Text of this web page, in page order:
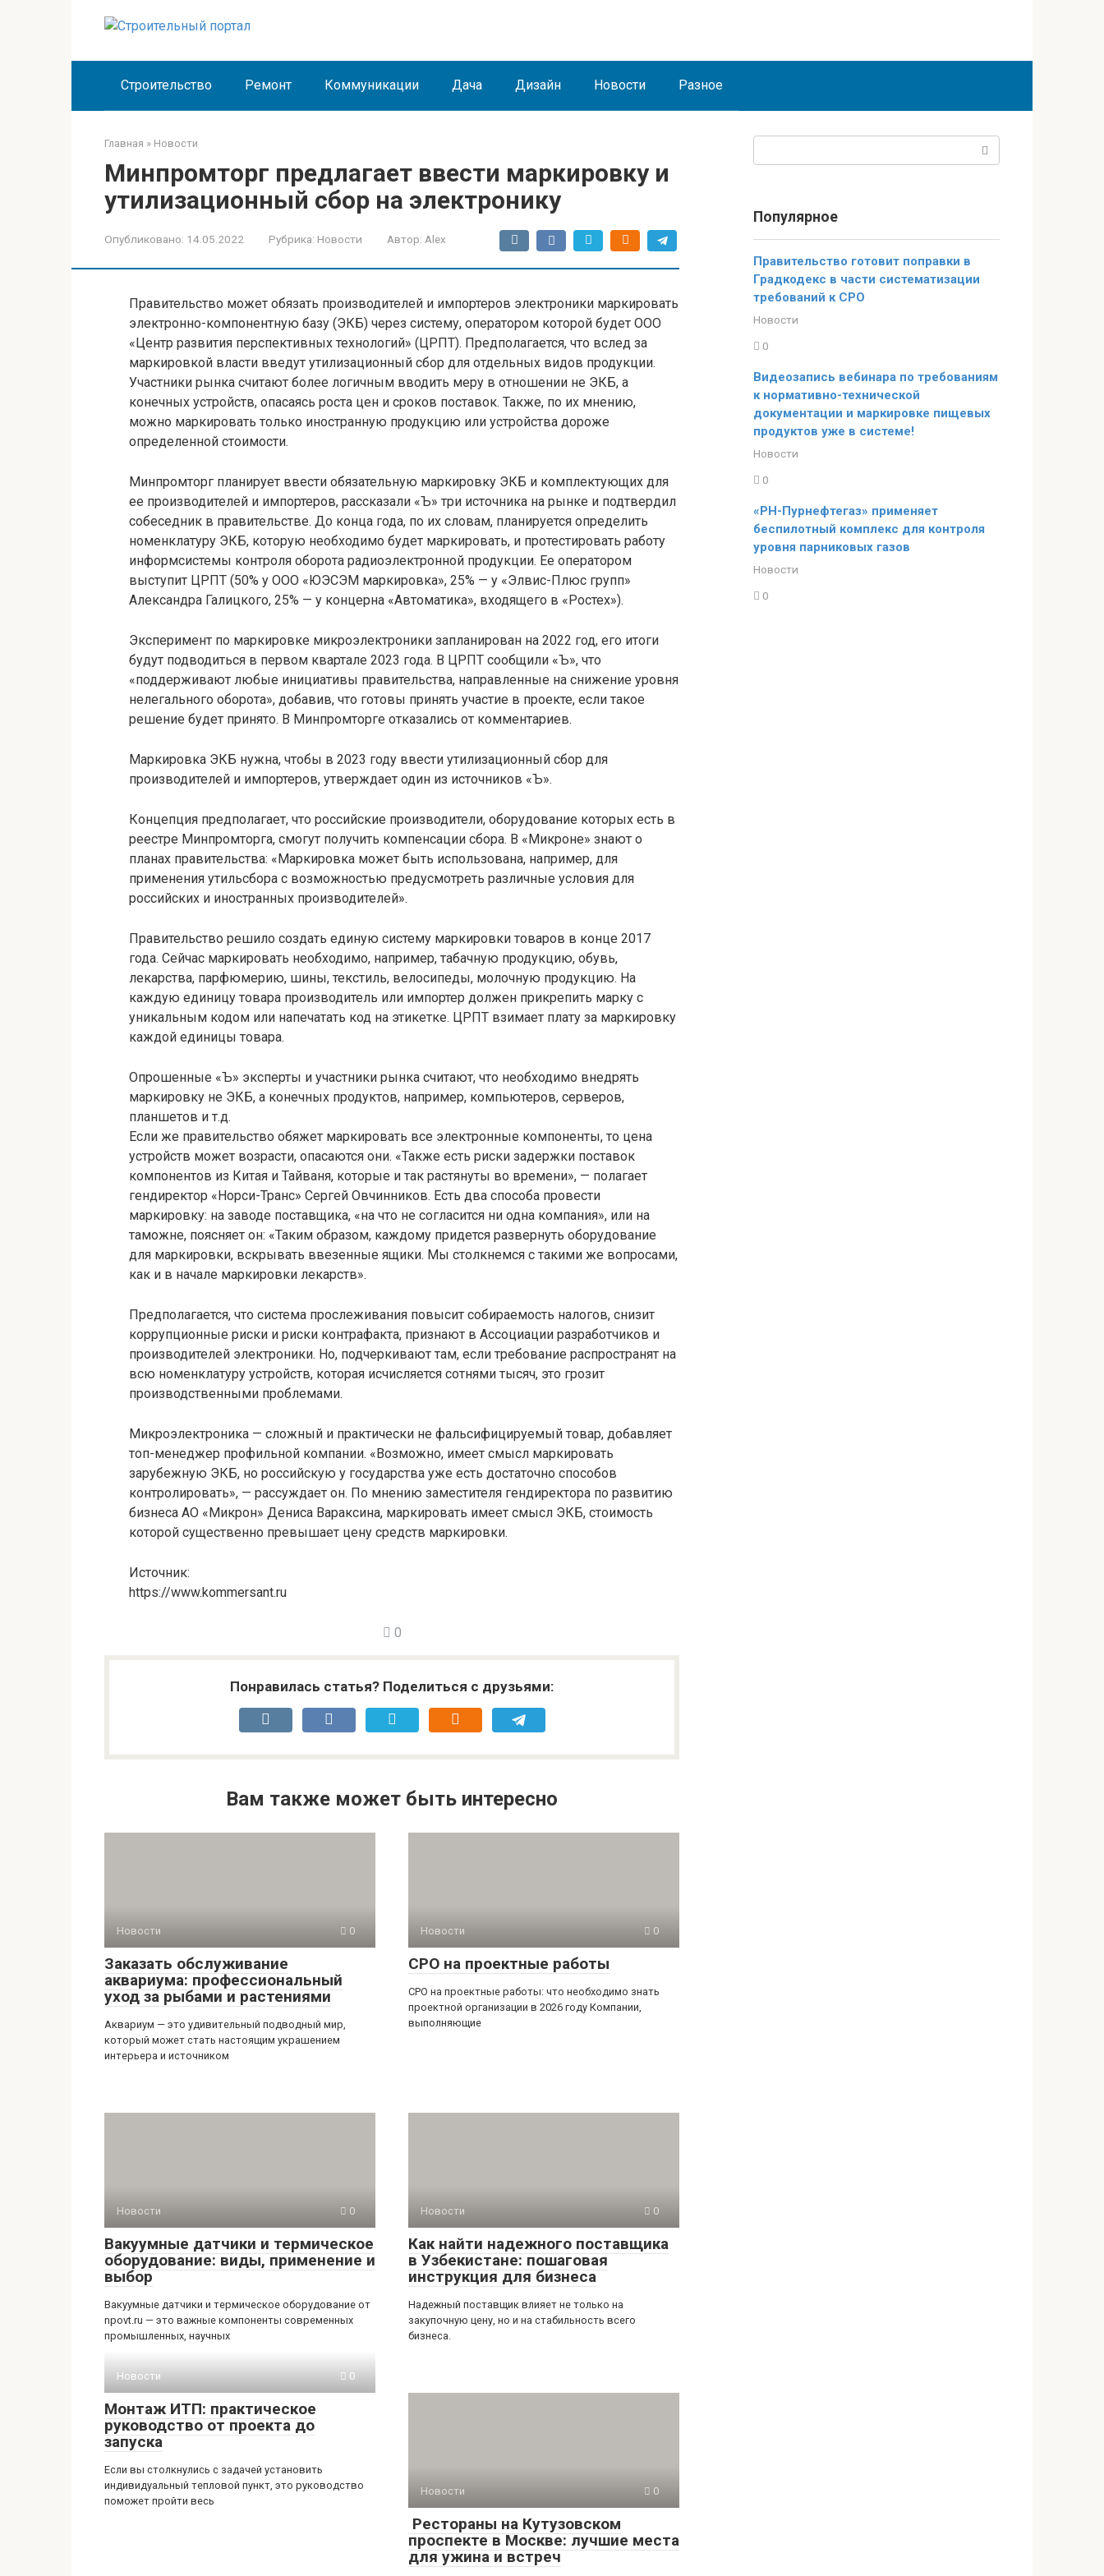
Строительство Ремонт Коммуникации Дача Дизайн Новости Разное
Главная » Новости
Минпромторг предлагает ввести маркировку и
утилизационный сбор на электронику
Опубликовано: 14.05.2022 Рубрика: Новости Автор: Alex
Правительство может обязать производителей и импортеров электроники маркировать
электронно-компонентную базу (ЭКБ) через систему, оператором которой будет ООО
«Центр развития перспективных технологий» (ЦРПТ). Предполагается, что вслед за
маркировкой власти введут утилизационный сбор для отдельных видов продукции.
Участники рынка считают более логичным вводить меру в отношении не ЭКБ, а
конечных устройств, опасаясь роста цен и сроков поставок. Также, по их мнению,
можно маркировать только иностранную продукцию или устройства дороже
определенной стоимости.
Минпромторг планирует ввести обязательную маркировку ЭКБ и комплектующих для
ее производителей и импортеров, рассказали «Ъ» три источника на рынке и подтвердил
собеседник в правительстве. До конца года, по их словам, планируется определить
номенклатуру ЭКБ, которую необходимо будет маркировать, и протестировать работу
информсистемы контроля оборота радиоэлектронной продукции. Ее оператором
выступит ЦРПТ (50% у ООО «ЮЭСЭМ маркировка», 25% — у «Элвис-Плюс групп»
Александра Галицкого, 25% — у концерна «Автоматика», входящего в «Ростех»).
Эксперимент по маркировке микроэлектроники запланирован на 2022 год, его итоги
будут подводиться в первом квартале 2023 года. В ЦРПТ сообщили «Ъ», что
«поддерживают любые инициативы правительства, направленные на снижение уровня
нелегального оборота», добавив, что готовы принять участие в проекте, если такое
решение будет принято. В Минпромторге отказались от комментариев.
Маркировка ЭКБ нужна, чтобы в 2023 году ввести утилизационный сбор для
производителей и импортеров, утверждает один из источников «Ъ».
Концепция предполагает, что российские производители, оборудование которых есть в
реестре Минпромторга, смогут получить компенсации сбора. В «Микроне» знают о
планах правительства: «Маркировка может быть использована, например, для
применения утильсбора с возможностью предусмотреть различные условия для
российских и иностранных производителей».
Правительство решило создать единую систему маркировки товаров в конце 2017
года. Сейчас маркировать необходимо, например, табачную продукцию, обувь,
лекарства, парфюмерию, шины, текстиль, велосипеды, молочную продукцию. На
каждую единицу товара производитель или импортер должен прикрепить марку с
уникальным кодом или напечатать код на этикетке. ЦРПТ взимает плату за маркировку
каждой единицы товара.
Опрошенные «Ъ» эксперты и участники рынка считают, что необходимо внедрять
маркировку не ЭКБ, а конечных продуктов, например, компьютеров, серверов,
планшетов и т.д.
Если же правительство обяжет маркировать все электронные компоненты, то цена
устройств может возрасти, опасаются они. «Также есть риски задержки поставок
компонентов из Китая и Тайваня, которые и так растянуты во времени», — полагает
гендиректор «Норси-Транс» Сергей Овчинников. Есть два способа провести
маркировку: на заводе поставщика, «на что не согласится ни одна компания», или на
таможне, поясняет он: «Таким образом, каждому придется развернуть оборудование
для маркировки, вскрывать ввезенные ящики. Мы столкнемся с такими же вопросами,
как и в начале маркировки лекарств».
Предполагается, что система прослеживания повысит собираемость налогов, снизит
коррупционные риски и риски контрафакта, признают в Ассоциации разработчиков и
производителей электроники. Но, подчеркивают там, если требование распространят на
всю номенклатуру устройств, которая исчисляется сотнями тысяч, это грозит
производственными проблемами.
Микроэлектроника — сложный и практически не фальсифицируемый товар, добавляет
топ-менеджер профильной компании. «Возможно, имеет смысл маркировать
зарубежную ЭКБ, но российскую у государства уже есть достаточно способов
контролировать», — рассуждает он. По мнению заместителя гендиректора по развитию
бизнеса АО «Микрон» Дениса Вараксина, маркировать имеет смысл ЭКБ, стоимость
которой существенно превышает цену средств маркировки.
Источник:
https://www.kommersant.ru
0
Понравилась статья? Поделиться с друзьями:
Вам также может быть интересно
Новости 0
Заказать обслуживание
аквариума: профессиональный
уход за рыбами и растениями
Аквариум — это удивительный подводный мир,
который может стать настоящим украшением
интерьера и источником
Новости 0
СРО на проектные работы
СРО на проектные работы: что необходимо знать
проектной организации в 2026 году Компании,
выполняющие
Новости 0
Вакуумные датчики и термическое
оборудование: виды, применение и
выбор
Вакуумные датчики и термическое оборудование от
npovt.ru — это важные компоненты современных
промышленных, научных
Новости 0
Как найти надежного поставщика
в Узбекистане: пошаговая
инструкция для бизнеса
Надежный поставщик влияет не только на
закупочную цену, но и на стабильность всего
бизнеса.
Новости 0
Монтаж ИТП: практическое
руководство от проекта до
запуска
Если вы столкнулись с задачей установить
индивидуальный тепловой пункт, это руководство
поможет пройти весь
Новости 0
Рестораны на Кутузовском
проспекте в Москве: лучшие места
для ужина и встреч
Популярное
Правительство готовит поправки в
Градкодекс в части систематизации
требований к СРО
Новости
0
Видеозапись вебинара по требованиям
к нормативно-технической
документации и маркировке пищевых
продуктов уже в системе!
Новости
0
«РН-Пурнефтегаз» применяет
беспилотный комплекс для контроля
уровня парниковых газов
Новости
0